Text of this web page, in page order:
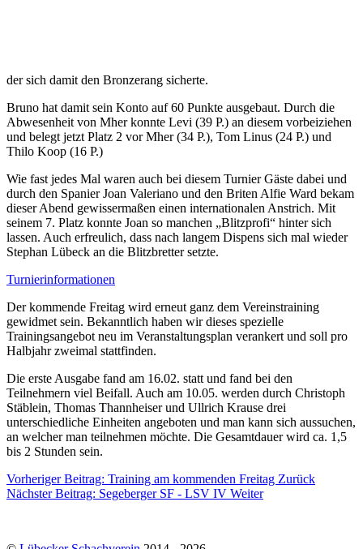
der sich damit den Bronzerang sicherte.
Bruno hat damit sein Konto auf 60 Punkte ausgebaut. Durch die
Abwesenheit von Mher konnte Levi (39 P.) an diesem vorbeiziehen
und belegt jetzt Platz 2 vor Mher (34 P.), Tom Linus (24 P.) und
Thilo Koop (16 P.)
Wie fast jedes Mal waren auch bei diesem Turnier Gäste dabei und
durch den Spanier Joan Valeriano und den Briten Alfie Ward bekam
dieser Abend gewissermaßen einen internationalen Anstrich. Mit
seinem 7. Platz konnte Joan so manchen „Blitzprofi“ hinter sich
lassen. Auch erfreulich, dass nach langem Dispens sich mal wieder
Stephan Lübeck an die Blitzbretter setzte.
Turnierinformationen
Der kommende Freitag wird erneut ganz dem Vereinstraining
gewidmet sein. Bekanntlich haben wir dieses spezielle
Trainingsangebot neu im Veranstaltungsplan verankert und soll pro
Halbjahr zweimal stattfinden.
Die erste Ausgabe fand am 16.02. statt und fand bei den
Teilnehmern viel Beifall. Auch am 10.05. werden durch Christoph
Stäblein, Thomas Thannheiser und Ullrich Krause drei
unterschiedliche Einheiten angeboten und man kann sich aussuchen,
an welcher man teilnehmen möchte. Die Gesamtdauer wird ca. 1,5
bis 2 Stunden sein.
Vorheriger Beitrag: Training am kommenden Freitag Zurück
Nächster Beitrag: Segeberger SF - LSV IV Weiter